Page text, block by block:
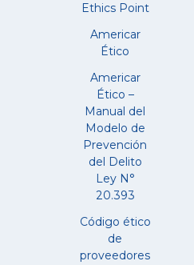
Ethics Point
Americar
Ético
Americar
Ético –
Manual del
Modelo de
Prevención
del Delito
Ley N°
20.393
Código ético
de
proveedores